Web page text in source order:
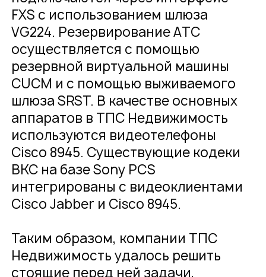
FXS с использованием шлюза
VG224. Резервирование АТС
осуществляется с помощью
резервной виртуальной машины
CUCM и с помощью выживаемого
шлюза SRST. В качестве основных
аппаратов в ТПС Недвижимость
используются видеотелефоны
Cisco 8945. Существующие кодеки
ВКС на базе Sony PCS
интегрированы с видеоклиентами
Cisco Jabber и Cisco 8945.
Таким образом, компании ТПС
Недвижимость удалось решить
стоящие перед ней задачи,